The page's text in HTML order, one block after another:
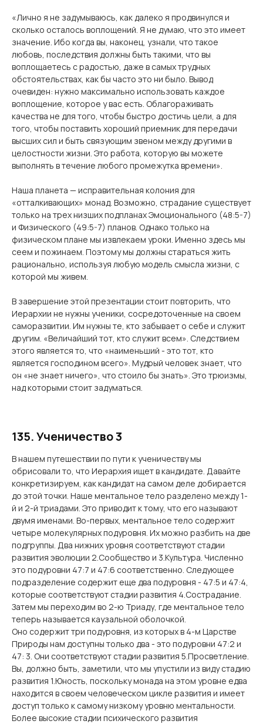
«Лично я не задумываюсь, как далеко я продвинулся и
сколько осталось воплощений. Я не думаю, что это имеет
значение. Ибо когда вы, наконец, узнали, что такое
любовь, последствия должны быть такими, что вы
воплощаетесь с радостью, даже в самых трудных
обстоятельствах, как бы часто это ни было. Вывод
очевиден: нужно максимально использовать каждое
воплощение, которое у вас есть. Облагораживать
качества не для того, чтобы быстро достичь цели, а для
того, чтобы поставить хороший приемник для передачи
высших сил и быть связующим звеном между другими в
целостности жизни. Это работа, которую вы можете
выполнять в течение любого промежутка времени».
Наша планета — исправительная колония для
«отталкивающих» монад. Возможно, страдание существует
только на трех низших подпланах Эмоционального (48:5-7)
и Физического (49:5-7) планов. Однако только на
физическом плане мы извлекаем уроки. Именно здесь мы
сеем и пожинаем. Поэтому мы должны стараться жить
рационально, используя любую модель смысла жизни, с
которой мы живем.
В завершение этой презентации стоит повторить, что
Иерархии не нужны ученики, сосредоточенные на своем
саморазвитии. Им нужны те, кто забывает о себе и служит
другим. «Величайший тот, кто служит всем». Следствием
этого является то, что «наименьший - это тот, кто
является господином всего». Мудрый человек знает, что
он «не знает ничего», что стоило бы знать». Это трюизмы,
над которыми стоит задуматься.
135. Ученичество 3
В нашем путешествии по пути к ученичеству мы
обрисовали то, что Иерархия ищет в кандидате. Давайте
конкретизируем, как кандидат на самом деле добирается
до этой точки. Наше ментальное тело разделено между 1-
й и 2-й триадами. Это приводит к тому, что его называют
двумя именами. Во-первых, ментальное тело содержит
четыре молекулярных подуровня. Их можно разбить на две
подгруппы. Два нижних уровня соответствуют стадии
развития эволюции 2.Сообщество и 3.Культура. Численно
это подуровни 47:7 и 47:6 соответственно. Следующее
подразделение содержит еще два подуровня - 47:5 и 47:4,
которые соответствуют стадии развития 4.Сострадание.
Затем мы переходим во 2-ю Триаду, где ментальное тело
теперь называется каузальной оболочкой.
Оно содержит три подуровня, из которых в 4-м Царстве
Природы нам доступны только два - это подуровни 47:2 и
47: 3. Они соответствуют стадии развития 5.Просветление.
Вы, должно быть, заметили, что мы упустили из виду стадию
развития 1.Юность, поскольку монада на этом уровне едва
находится в своем человеческом цикле развития и имеет
доступ только к самому низкому уровню ментальности.
Более высокие стадии психического развития